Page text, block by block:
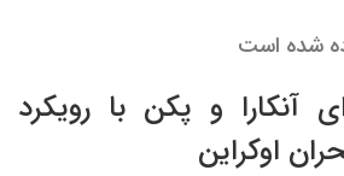
شده است
آنکارا و پکن با رویکرد
اوکراین